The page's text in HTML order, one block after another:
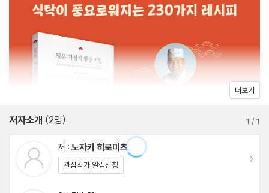
- 고기 완자 조림
- 돼지고기 감자 조림
- 돈가스
- 깍둑 카레
노자키 요리장의 요리 레슨 2 _ 맛있는 풍미 만들기
노자키 요리장의 요리 레슨 3 _ 밥 짓는 법
제2장 한 첩이 더 필요할 때 무침·절임·샐러드
더보기
저자소개 (2명) 1 /1
저 : 노자키 히로미츠
관심작가 알림신청